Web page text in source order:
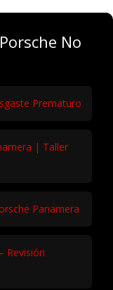
No
Prematuro
| Taller
Panamera
Revisión